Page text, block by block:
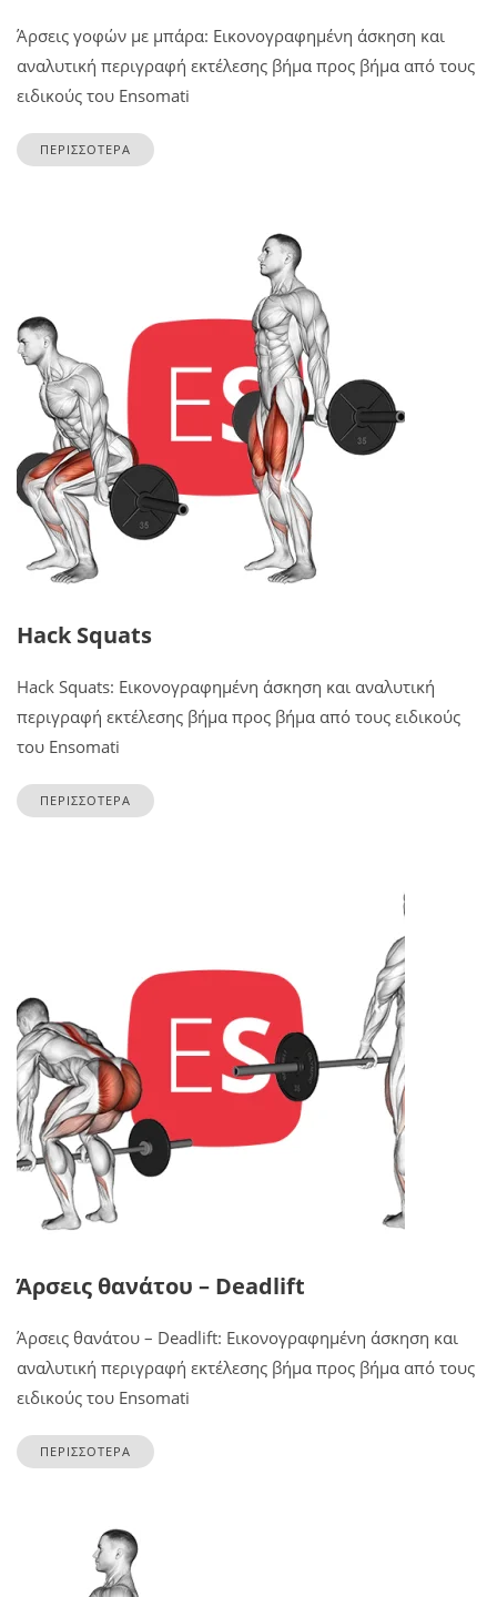
Άρσεις γοφών με μπάρα: Εικονογραφημένη άσκηση και
αναλυτική περιγραφή εκτέλεσης βήμα προς βήμα από τους
ειδικούς του Ensomati
ΠΕΡΙΣΣΟΤΕΡΑ
Hack Squats
Hack Squats: Εικονογραφημένη άσκηση και αναλυτική
περιγραφή εκτέλεσης βήμα προς βήμα από τους ειδικούς
του Ensomati
ΠΕΡΙΣΣΟΤΕΡΑ
Άρσεις θανάτου – Deadlift
Άρσεις θανάτου – Deadlift: Εικονογραφημένη άσκηση και
αναλυτική περιγραφή εκτέλεσης βήμα προς βήμα από τους
ειδικούς του Ensomati
ΠΕΡΙΣΣΟΤΕΡΑ